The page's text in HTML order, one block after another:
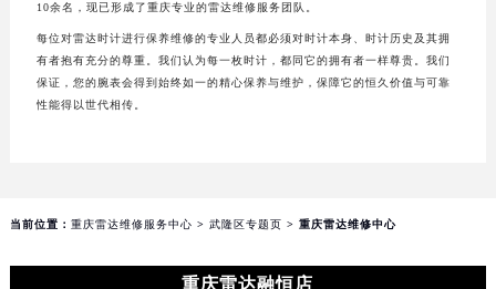
10余名，现已形成了重庆专业的雷达维修服务团队。
每位对雷达时计进行保养维修的专业人员都必须对时计本身、时计历史及其拥
有者抱有充分的尊重。我们认为每一枚时计，都同它的拥有者一样尊贵。我们
保证，您的腕表会得到始终如一的精心保养与维护，保障它的恒久价值与可靠
性能得以世代相传。
当前位置： 重庆雷达维修服务中心 > 武隆区专题页 > 重庆雷达维修中心
重庆雷达融恒店